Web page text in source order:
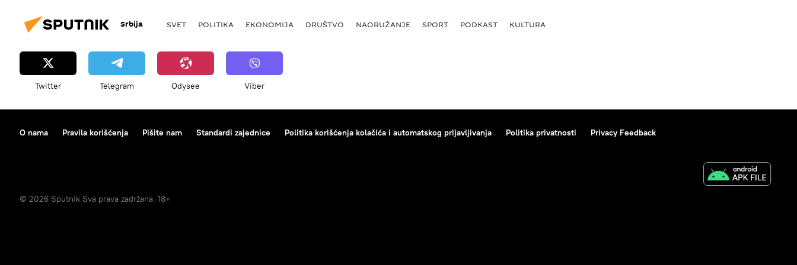
Srbija SVET POLITIKA EKONOMIJA DRUŠTVO NAORUŽANJE SPORT PODKAST KULTURA
Twitter Telegram Odysee Viber
O nama Pravila korišćenja Pišite nam Standardi zajednice Politika korišćenja kolačića i automatskog prijavljivanja Politika privatnosti Privacy Feedback
© 2026 Sputnik Sva prava zadržana. 18+